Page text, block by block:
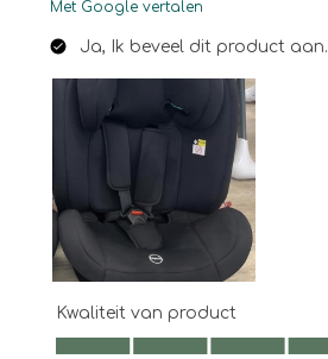
Met Google vertalen
Ja, Ik beveel dit product aan.
Kwaliteit van product
Kwaliteit van product, 5.0 van 5